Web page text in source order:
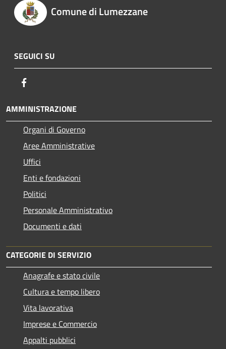
Comune di Lumezzane
SEGUICI SU
AMMINISTRAZIONE
Organi di Governo
Aree Amministrative
Uffici
Enti e fondazioni
Politici
Personale Amministrativo
Documenti e dati
CATEGORIE DI SERVIZIO
Anagrafe e stato civile
Cultura e tempo libero
Vita lavorativa
Imprese e Commercio
Appalti pubblici